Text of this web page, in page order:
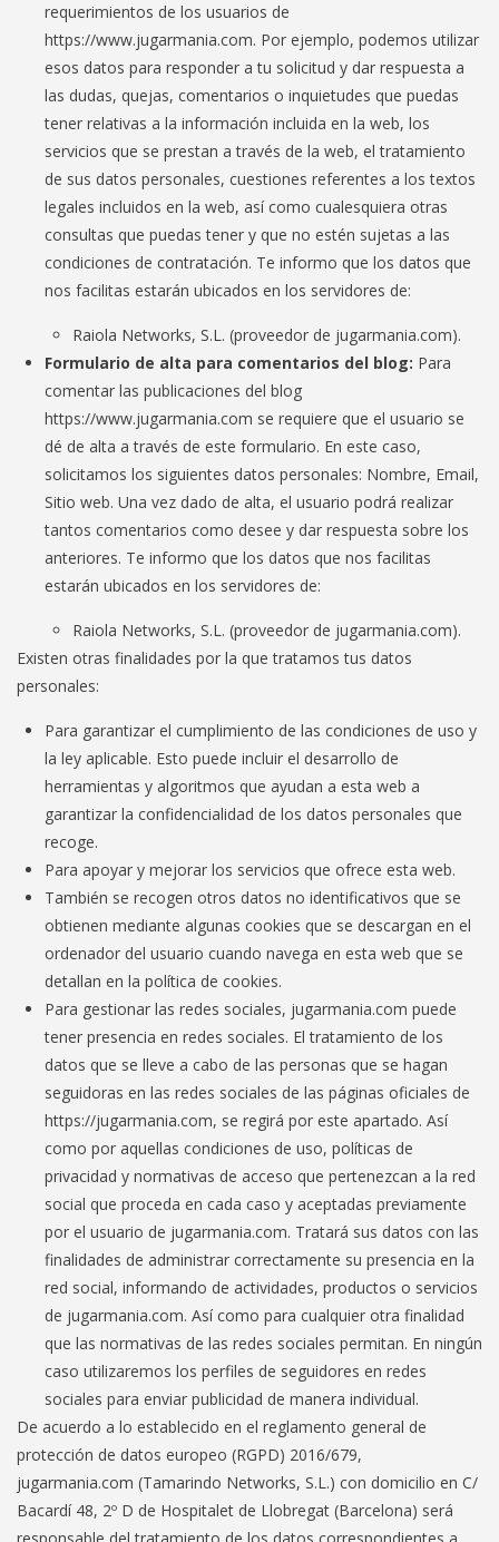
requerimientos de los usuarios de
https://www.jugarmania.com. Por ejemplo, podemos utilizar
esos datos para responder a tu solicitud y dar respuesta a
las dudas, quejas, comentarios o inquietudes que puedas
tener relativas a la información incluida en la web, los
servicios que se prestan a través de la web, el tratamiento
de sus datos personales, cuestiones referentes a los textos
legales incluidos en la web, así como cualesquiera otras
consultas que puedas tener y que no estén sujetas a las
condiciones de contratación. Te informo que los datos que
nos facilitas estarán ubicados en los servidores de:
Raiola Networks, S.L. (proveedor de jugarmania.com).
Formulario de alta para comentarios del blog: Para
comentar las publicaciones del blog
https://www.jugarmania.com se requiere que el usuario se
dé de alta a través de este formulario. En este caso,
solicitamos los siguientes datos personales: Nombre, Email,
Sitio web. Una vez dado de alta, el usuario podrá realizar
tantos comentarios como desee y dar respuesta sobre los
anteriores. Te informo que los datos que nos facilitas
estarán ubicados en los servidores de:
Raiola Networks, S.L. (proveedor de jugarmania.com).
Existen otras finalidades por la que tratamos tus datos
personales:
Para garantizar el cumplimiento de las condiciones de uso y
la ley aplicable. Esto puede incluir el desarrollo de
herramientas y algoritmos que ayudan a esta web a
garantizar la confidencialidad de los datos personales que
recoge.
Para apoyar y mejorar los servicios que ofrece esta web.
También se recogen otros datos no identificativos que se
obtienen mediante algunas cookies que se descargan en el
ordenador del usuario cuando navega en esta web que se
detallan en la política de cookies.
Para gestionar las redes sociales, jugarmania.com puede
tener presencia en redes sociales. El tratamiento de los
datos que se lleve a cabo de las personas que se hagan
seguidoras en las redes sociales de las páginas oficiales de
https://jugarmania.com, se regirá por este apartado. Así
como por aquellas condiciones de uso, políticas de
privacidad y normativas de acceso que pertenezcan a la red
social que proceda en cada caso y aceptadas previamente
por el usuario de jugarmania.com. Tratará sus datos con las
finalidades de administrar correctamente su presencia en la
red social, informando de actividades, productos o servicios
de jugarmania.com. Así como para cualquier otra finalidad
que las normativas de las redes sociales permitan. En ningún
caso utilizaremos los perfiles de seguidores en redes
sociales para enviar publicidad de manera individual.
De acuerdo a lo establecido en el reglamento general de
protección de datos europeo (RGPD) 2016/679,
jugarmania.com (Tamarindo Networks, S.L.) con domicilio en C/
Bacardí 48, 2º D de Hospitalet de Llobregat (Barcelona) será